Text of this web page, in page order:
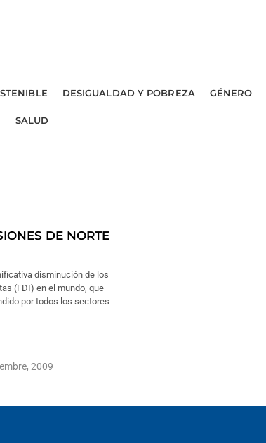
DESIGUALDAD Y POBREZA GÉNERO
SALUD
DE NORTE
disminución de los
(FDI) en el mundo, que
por todos los sectores
2009